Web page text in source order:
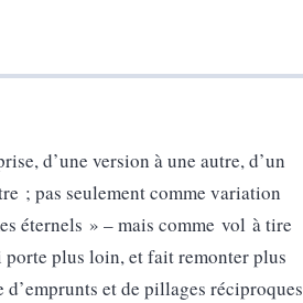
d’une version à une autre, d’un
; pas seulement comme variation
éternels » – mais comme vol à tire
porte plus loin, et fait remonter plus
d’emprunts et de pillages réciproques